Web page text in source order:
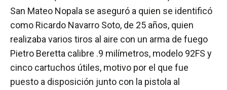
San Mateo Nopala se aseguró a quien se identificó
como Ricardo Navarro Soto, de 25 años, quien
realizaba varios tiros al aire con un arma de fuego
Pietro Beretta calibre .9 milímetros, modelo 92FS y
cinco cartuchos útiles, motivo por el que fue
puesto a disposición junto con la pistola al